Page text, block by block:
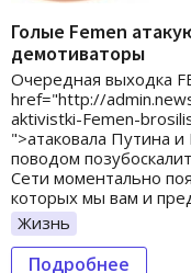
Голые Femen
демотиваторы
Очередная выходка
href="http://
aktivistki-Femen-
">атаковала Путина
поводом
Сети моментально
которых мы вам и
Жизнь
Подробнее